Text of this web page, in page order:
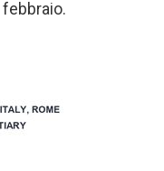
febbraio.